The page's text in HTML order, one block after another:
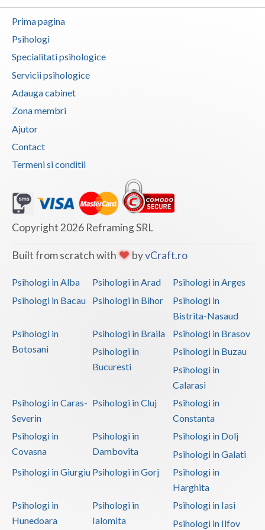
Examinari psihologice in vederea prelungirii
concediului maternal
Interventie psihoterapeutica in kleptomanie
Interventie psihoterapeutica in teama de spatii
publice, atac de panica,
Interventie psihoterapeutica in tulburarea
dismorfica corporala
Psihodiagnostic si evaluare clinica
Psihoterapie - Interventie psihoterapeutica in
Psihoterapie - Interventie psihoterapeutica in
anxietate
Psihoterapie - Interventie psihoterapeutica in
anxietatea de separare
Psihoterapie - Interventie psihoterapeutica in
dependente
Psihoterapie - Interventie psihoterapeutica in
tulburarile de anxietate
Psihoterapie - Interventie psihoterapeutica in
tulburarile de somn: insomnie, hipersomnie, cosmar,
teroare de somn, somnambulism
Psihoterapie suportiva
Psihoterapie, asistenta si consultanta
Psihoterapie- Interventie psihoterapeutica in
Terapii de scurta durata
Prima pagina
Psihologi
Specialitati psihologice
Servicii psihologice
Adauga cabinet
Zona membri
Ajutor
Contact
Termeni si conditii
Copyright 2026 Reframing SRL
Built from scratch with byvCraft.ro
Psihologi in Alba Psihologi in Arad
Psihologi in Arges
Psihologi in Bacau
Psihologi in Bihor
Psihologi in
Bistrita-Nasaud
Psihologi in
Botosani
Psihologi in Braila
Psihologi in Brasov
Psihologi in
Bucuresti
Psihologi in Buzau
Psihologi in
Calarasi
Psihologi in Caras-
Severin
Psihologi in Cluj
Psihologi in
Constanta
Psihologi in
Covasna
Psihologi in
Dambovita
Psihologi in Dolj
Psihologi in Galati
Psihologi in Giurgiu Psihologi in Gorj
Psihologi in
Harghita
Psihologi in
Hunedoara
Psihologi in
Ialomita
Psihologi in Iasi
Psihologi in Ilfov